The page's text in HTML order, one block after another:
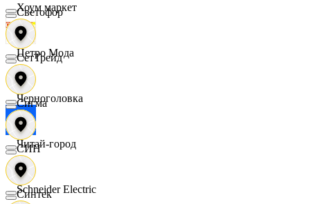
Хоум маркет
Цетро Мода
Черноголовка
Читай-город
Schneider Electric
Светофор
СетТрейд
Сигма
СИН
Синтек